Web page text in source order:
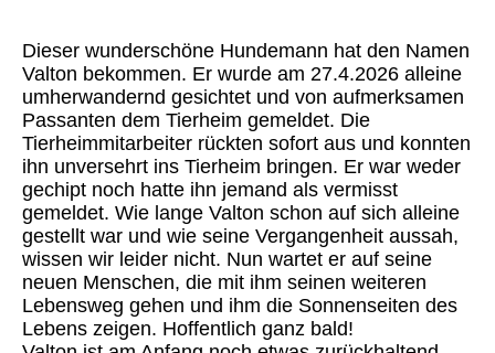
Dieser wunderschöne Hundemann hat den Namen
Valton bekommen. Er wurde am 27.4.2026 alleine
umherwandernd gesichtet und von aufmerksamen
Passanten dem Tierheim gemeldet. Die
Tierheimmitarbeiter rückten sofort aus und konnten
ihn unversehrt ins Tierheim bringen. Er war weder
gechipt noch hatte ihn jemand als vermisst
gemeldet. Wie lange Valton schon auf sich alleine
gestellt war und wie seine Vergangenheit aussah,
wissen wir leider nicht. Nun wartet er auf seine
neuen Menschen, die mit ihm seinen weiteren
Lebensweg gehen und ihm die Sonnenseiten des
Lebens zeigen. Hoffentlich ganz bald!